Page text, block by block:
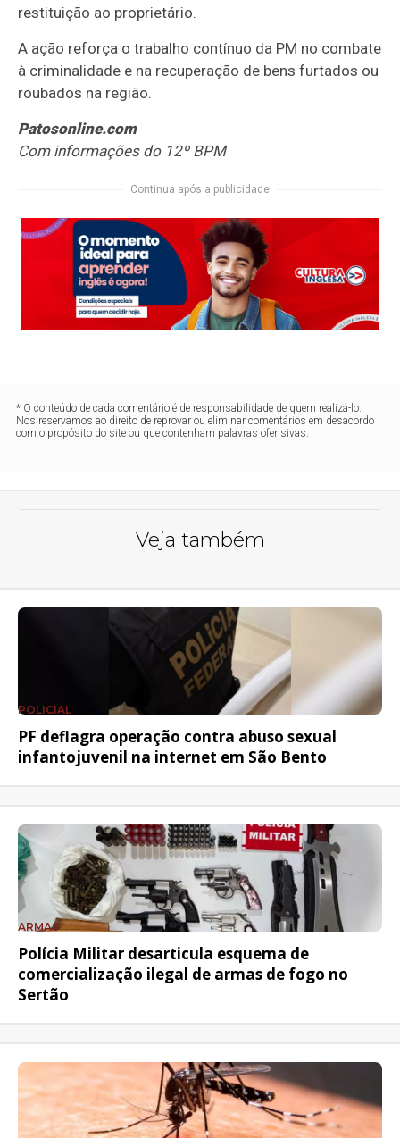
restituição ao proprietário.
A ação reforça o trabalho contínuo da PM no combate
à criminalidade e na recuperação de bens furtados ou
roubados na região.
Patosonline.com
Com informações do 12º BPM
Continua após a publicidade
* O conteúdo de cada comentário é de responsabilidade de quem realizá-lo.
Nos reservamos ao direito de reprovar ou eliminar comentários em desacordo
com o propósito do site ou que contenham palavras ofensivas.
Veja também
POLICIAL
PF deflagra operação contra abuso sexual
infantojuvenil na internet em São Bento
ARMAS
Polícia Militar desarticula esquema de
comercialização ilegal de armas de fogo no
Sertão